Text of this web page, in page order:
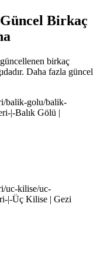
Birkaç
birkaç
Daha fazla güncel
balik-golu/balik-
|-Balık Gölü |
uc-kilise/uc-
|-Üç Kilise | Gezi